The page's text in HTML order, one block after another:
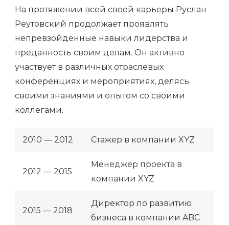
На протяжении всей своей карьеры Руслан
Реутовский продолжает проявлять
непревзойденные навыки лидерства и
преданность своим делам. Он активно
участвует в различных отраслевых
конференциях и мероприятиях, делясь
своими знаниями и опытом со своими
коллегами.
2010 — 2012 Стажер в компании XYZ
2012 — 2015
Менеджер проекта в
компании XYZ
2015 — 2018
Директор по развитию
бизнеса в компании ABC